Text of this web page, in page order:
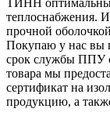
теплоснабжения.
прочной
Покупаю у нас вы
срок службы ППУ
товара мы
сертификат на
продукцию, а